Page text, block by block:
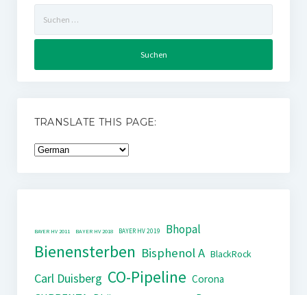
nach:
TRANSLATE THIS PAGE:
BAYER HV 2011 BAYER HV 2018 BAYER HV 2019 Bhopal
Bienensterben Bisphenol A BlackRock
Carl Duisberg CO-Pipeline Corona